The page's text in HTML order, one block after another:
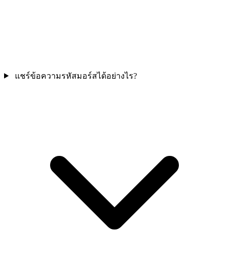
แชร์ข้อความรหัสมอร์สได้อย่างไร?